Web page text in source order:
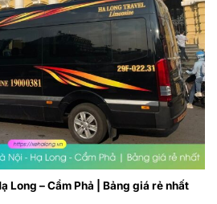
Long – Cẩm Phả | Bảng giá rẻ nhất